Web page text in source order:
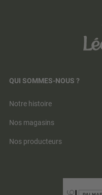
QUI SOMMES-NOUS ?
Notre histoire
Nos magasins
Nos producteurs